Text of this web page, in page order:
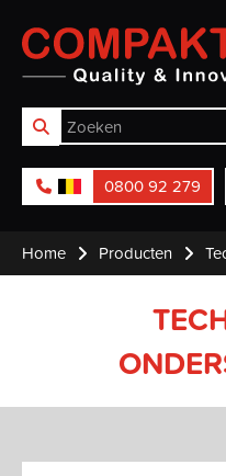
Compaktuna
0800 92 279
Home Producten